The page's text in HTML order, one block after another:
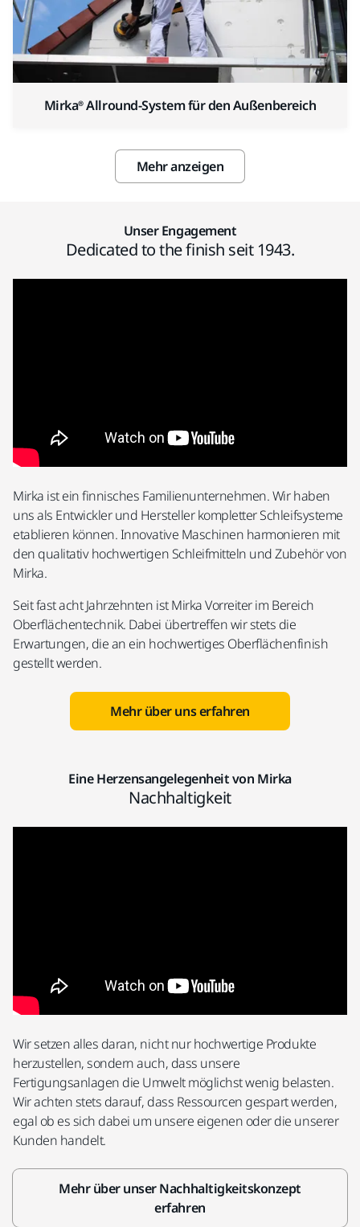
Mirka® Allround-System für den Außenbereich
Mehr anzeigen
Unser Engagement
Dedicated to the finish seit 1943.
Mirka ist ein finnisches Familienunternehmen. Wir haben
uns als Entwickler und Hersteller kompletter Schleifsysteme
etablieren können. Innovative Maschinen harmonieren mit
den qualitativ hochwertigen Schleifmitteln und Zubehör von
Mirka.
Seit fast acht Jahrzehnten ist Mirka Vorreiter im Bereich
Oberflächentechnik. Dabei übertreffen wir stets die
Erwartungen, die an ein hochwertiges Oberflächenfinish
gestellt werden.
Mehr über uns erfahren
Eine Herzensangelegenheit von Mirka
Nachhaltigkeit
Wir setzen alles daran, nicht nur hochwertige Produkte
herzustellen, sondern auch, dass unsere
Fertigungsanlagen die Umwelt möglichst wenig belasten.
Wir achten stets darauf, dass Ressourcen gespart werden,
egal ob es sich dabei um unsere eigenen oder die unserer
Kunden handelt.
Mehr über unser Nachhaltigkeitskonzept
erfahren